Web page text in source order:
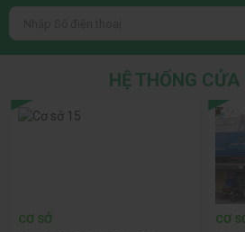
HỆ THỐNG CỬA
CƠ SỞ CƠ